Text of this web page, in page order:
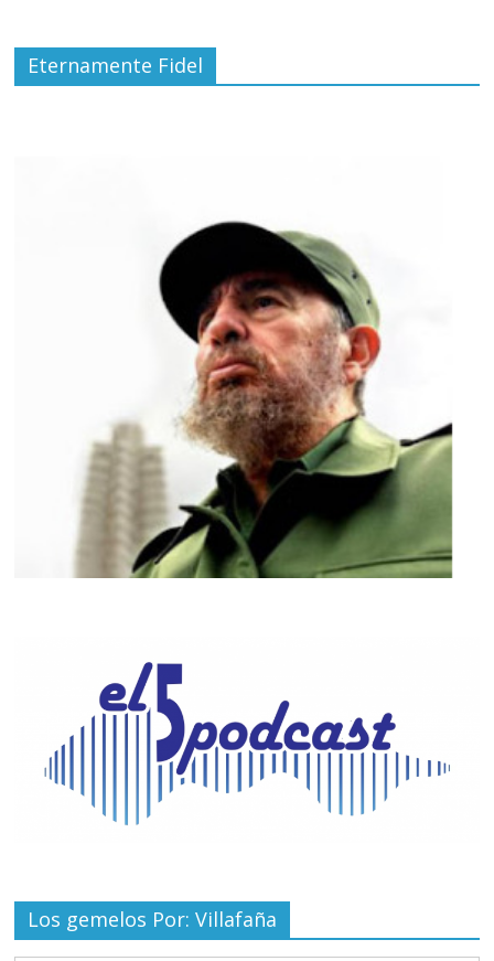
Eternamente Fidel
Los gemelos Por: Villafaña